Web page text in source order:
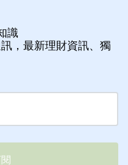
識
，最新理財資訊、獨